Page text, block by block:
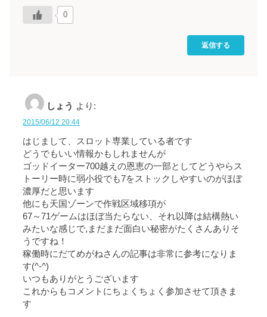
0
返信する
しょう より:
2015/06/12 20:44
はじまして、スロット専業している者です
どうでもいい情報かもしれませんが
ゴッドイーター700越えの恩恵の一部としてどうやらス
トーリー時に弱小役でも7をストックしやすいのがほぼ
濃厚だと思います
他にも天国ゾーンで作戦区域移項が
67～71ゲームはほぼ当たらない、それ以降は結構熱い
みたいな感じで,まだまだ面白い秘密がたくさんありそ
うですね！
稼働時にだてめがねさんの記事は非常に参考になりま
す(^-^)
いつもありがとうございます
これからもコメントにちょくちょく参加させて頂きま
す